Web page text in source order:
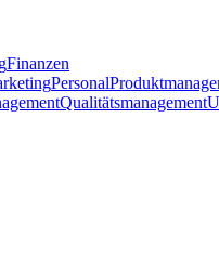
Finanzen
Personal
Qualitätsmanagement